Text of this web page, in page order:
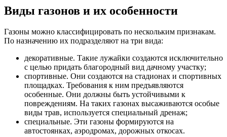
Виды газонов и их особенности
Газоны можно классифицировать по нескольким признакам.
По назначению их подразделяют на три вида:
декоративные. Такие лужайки создаются исключительно
с целью придать благородный вид дачному участку;
спортивные. Они создаются на стадионах и спортивных
площадках. Требования к ним предъявляются
особенные. Они должны быть устойчивыми к
повреждениям. На таких газонах высаживаются особые
виды трав, используется специальный дренаж;
специальные. Эти газоны формируются на
автостоянках, аэродромах, дорожных откосах.